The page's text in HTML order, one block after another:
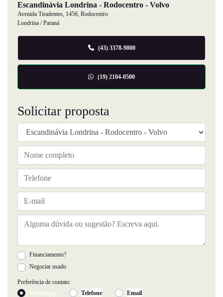
Escandinávia Londrina - Rodocentro - Volvo
Avenida Tiradentes, 1456, Rodocentro
Londrina / Paraná
(43) 3378-9800
(19) 2104-0500
Solicitar proposta
Financiamento?
Negociar usado
Preferência de contato:
Whatsapp
Telefone Email